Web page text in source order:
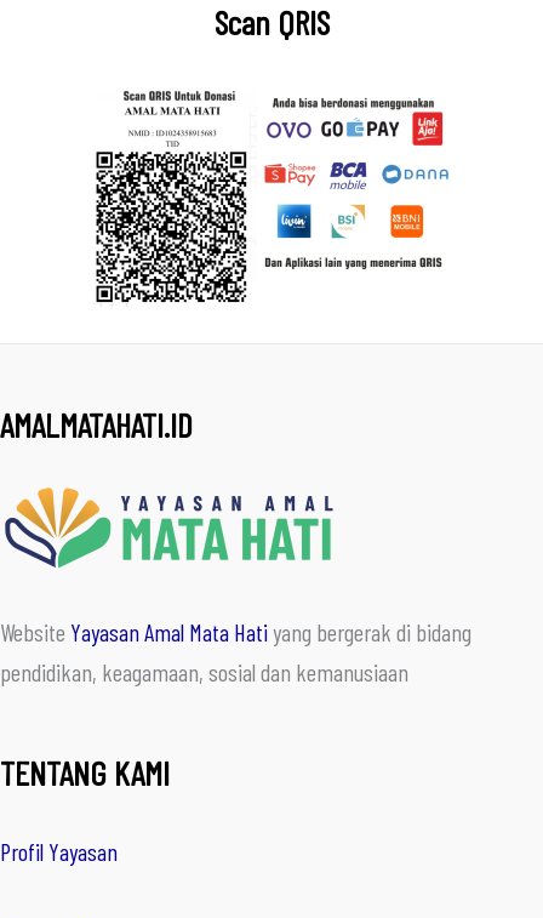
Scan QRIS
AMALMATAHATI.ID
Website Yayasan Amal Mata Hatiyang bergerak di bidang
pendidikan, keagamaan, sosial dan kemanusiaan
TENTANG KAMI
Profil Yayasan